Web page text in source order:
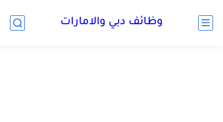
وظائف دبي والامارات